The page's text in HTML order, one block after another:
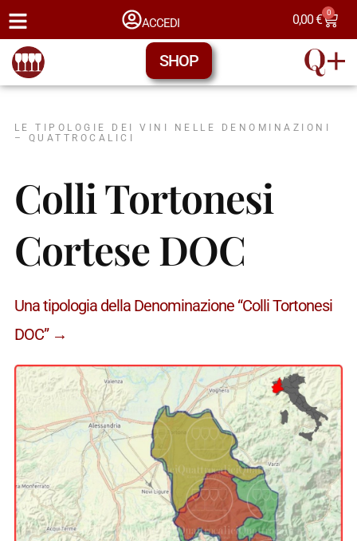
ACCEDI 0,00€ 0
SHOP
LE TIPOLOGIE DEI VINI NELLE DENOMINAZIONI
– QUATTROCALICI
Colli Tortonesi
Cortese DOC
Una tipologia della Denominazione “Colli Tortonesi
DOC” →